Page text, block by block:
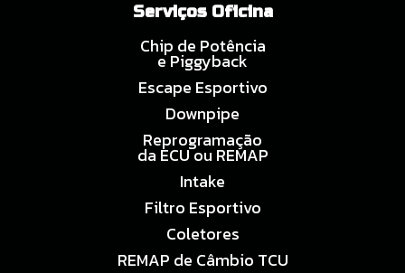
Serviços Oficina
Chip de Potência
e Piggyback
Escape Esportivo
Downpipe
Reprogramação
da ECU ou REMAP
Intake
Filtro Esportivo
Coletores
REMAP de Câmbio TCU